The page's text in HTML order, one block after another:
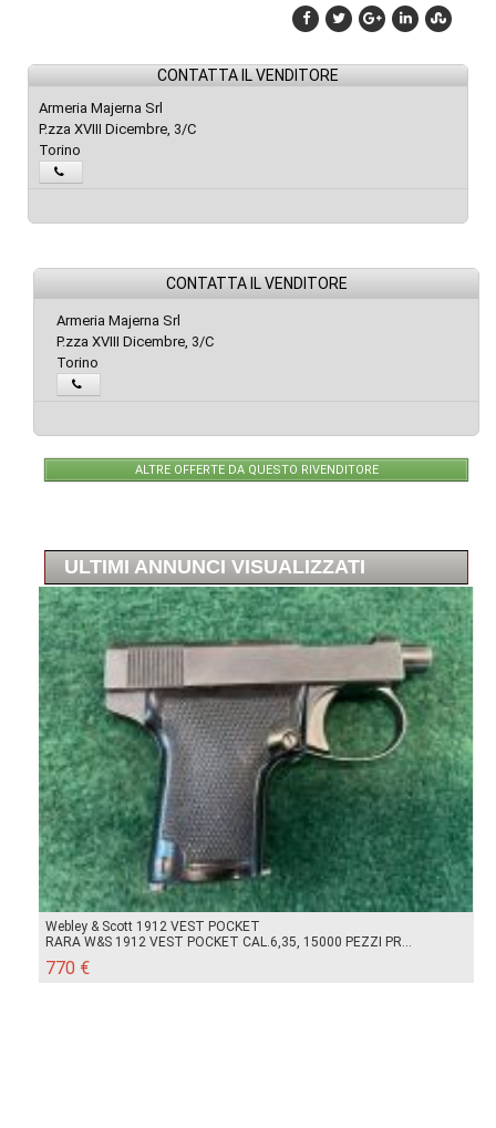
CONTATTA IL VENDITORE
Armeria Majerna Srl
P.zza XVIII Dicembre, 3/C
Torino
CONTATTA IL VENDITORE
Armeria Majerna Srl
P.zza XVIII Dicembre, 3/C
Torino
ALTRE OFFERTE DA QUESTO RIVENDITORE
ULTIMI ANNUNCI VISUALIZZATI
Webley & Scott 1912 VEST POCKET
RARA W&S 1912 VEST POCKET CAL.6,35, 15000 PEZZI PR...
770 €